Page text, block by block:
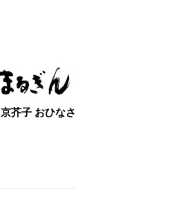
芥子 おひなさ